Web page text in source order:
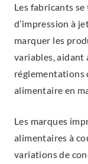
Les fabricants
d’impression à
marquer les
variables, aidant
réglementations
alimentaire en
Les marques
alimentaires à
variations de